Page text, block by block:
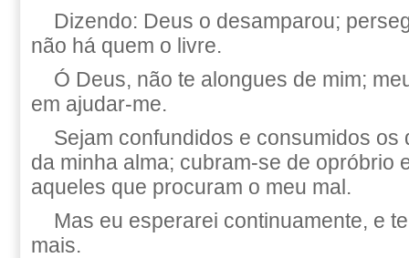
Dizendo: Deus o desamparou;
não há quem o livre.
Ó Deus, não te alongues de mim;
em ajudar-me.
Sejam confundidos e consumidos os
da minha alma; cubram-se de opróbrio
aqueles que procuram o meu mal.
Mas eu esperarei continuamente, e
mais.